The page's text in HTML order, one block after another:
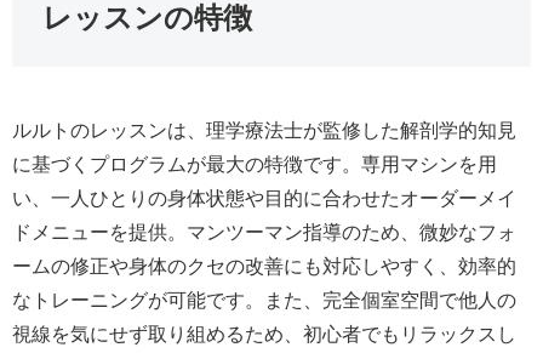
レッスンの特徴
ルルトのレッスンは、理学療法士が監修した解剖学的知見
に基づくプログラムが最大の特徴です。専用マシンを用
い、一人ひとりの身体状態や目的に合わせたオーダーメイ
ドメニューを提供。マンツーマン指導のため、微妙なフォ
ームの修正や身体のクセの改善にも対応しやすく、効率的
なトレーニングが可能です。また、完全個室空間で他人の
視線を気にせず取り組めるため、初心者でもリラックスし